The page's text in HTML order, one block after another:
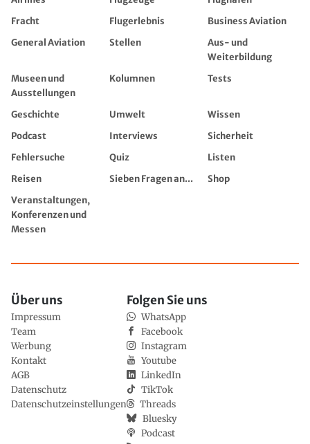
Fracht
Flugerlebnis
Business Aviation
General Aviation
Stellen
Aus- und
Weiterbildung
Museen und
Ausstellungen
Kolumnen Tests
Geschichte Umwelt
Wissen
Podcast
Interviews
Sicherheit
Fehlersuche
Quiz
Listen
Reisen
Sieben Fragen an...
Shop
Veranstaltungen,
Konferenzen und
Messen
Über uns
Impressum
Team
Werbung
Kontakt
AGB
Datenschutz
Datenschutzeinstellungen
Folgen Sie uns
WhatsApp
Facebook
Instagram
Youtube
LinkedIn
TikTok
Threads
Bluesky
Podcast